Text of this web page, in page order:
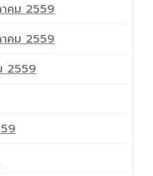
คม 2559
คม 2559
2559